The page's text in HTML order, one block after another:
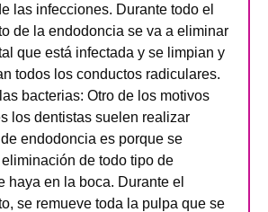
las infecciones. Durante todo el
de la endodoncia se va a eliminar
que está infectada y se limpian y
todos los conductos radiculares.
bacterias: Otro de los motivos
los dentistas suelen realizar
endodoncia es porque se
de todo tipo de
haya en la boca. Durante el
se remueve toda la pulpa que se